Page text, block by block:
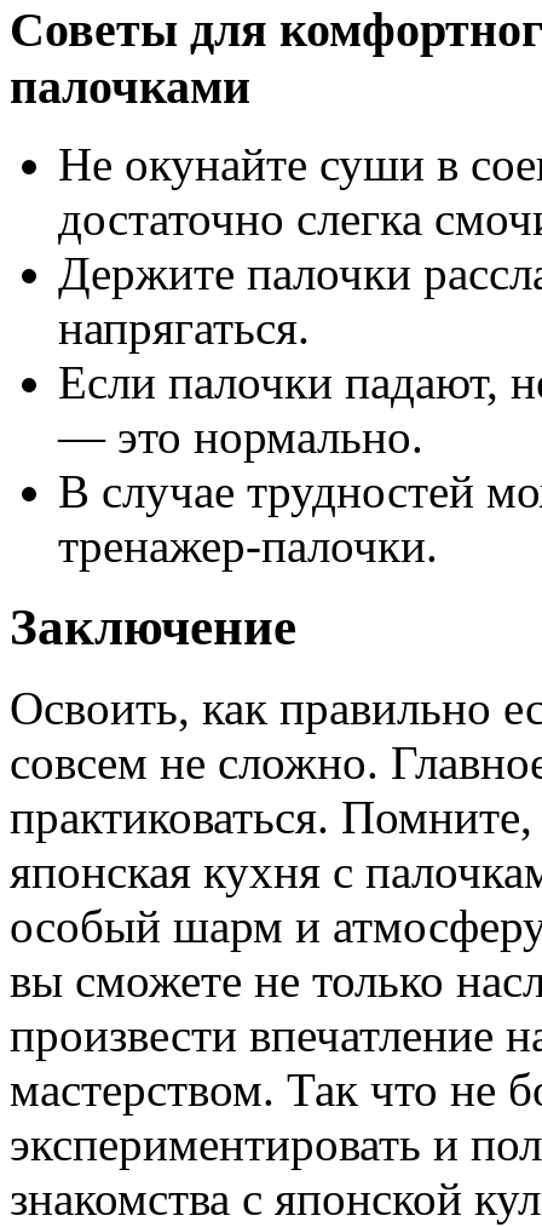
Советы для
палочками
Не окунайте суши в
достаточно слегка
Держите палочки
напрягаться.
Если палочки падают,
— это нормально.
В случае трудностей
тренажер-палочки.
Заключение
Освоить, как правильно
совсем не сложно.
практиковаться.
японская кухня с
особый шарм и
вы сможете не только
произвести впечатление
мастерством. Так что не
экспериментировать и
знакомства с японской